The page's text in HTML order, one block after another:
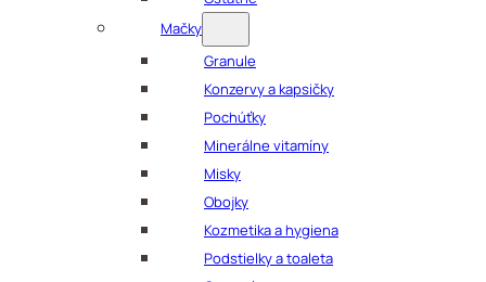
Mačky
Granule
Konzervy a kapsičky
Pochúťky
Minerálne vitamíny
Misky
Obojky
Kozmetika a hygiena
Podstielky a toaleta